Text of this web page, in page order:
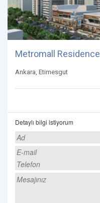
Metromall Residence
Ankara, Etimesgut
Detaylı bilgi istiyorum